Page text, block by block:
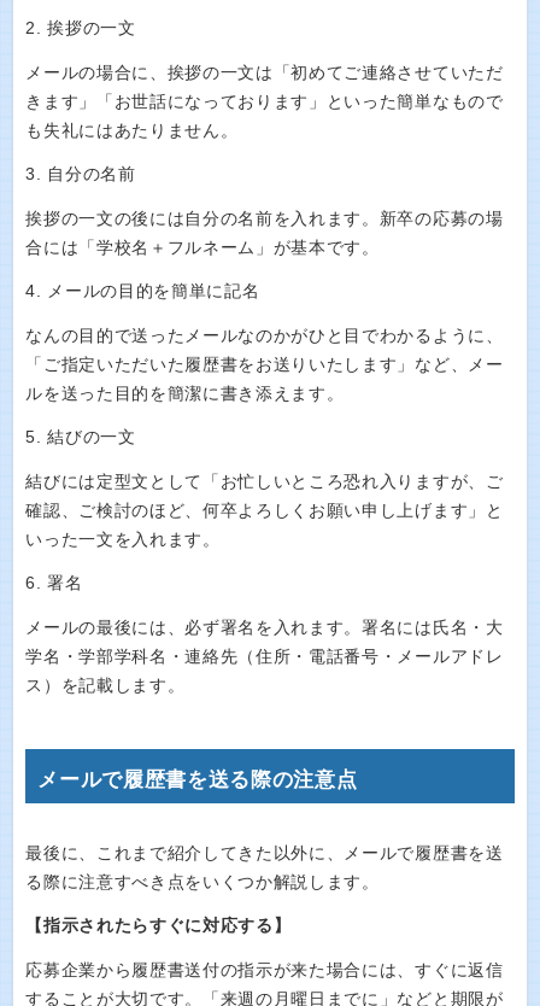
2. 挨拶の一文
メールの場合に、挨拶の一文は「初めてご連絡させていただ
きます」「お世話になっております」といった簡単なもので
も失礼にはあたりません。
3. 自分の名前
挨拶の一文の後には自分の名前を入れます。新卒の応募の場
合には「学校名＋フルネーム」が基本です。
4. メールの目的を簡単に記名
なんの目的で送ったメールなのかがひと目でわかるように、
「ご指定いただいた履歴書をお送りいたします」など、メー
ルを送った目的を簡潔に書き添えます。
5. 結びの一文
結びには定型文として「お忙しいところ恐れ入りますが、ご
確認、ご検討のほど、何卒よろしくお願い申し上げます」と
いった一文を入れます。
6. 署名
メールの最後には、必ず署名を入れます。署名には氏名・大
学名・学部学科名・連絡先（住所・電話番号・メールアドレ
ス）を記載します。
メールで履歴書を送る際の注意点
最後に、これまで紹介してきた以外に、メールで履歴書を送
る際に注意すべき点をいくつか解説します。
【指示されたらすぐに対応する】
応募企業から履歴書送付の指示が来た場合には、すぐに返信
することが大切です。「来週の月曜日までに」などと期限が